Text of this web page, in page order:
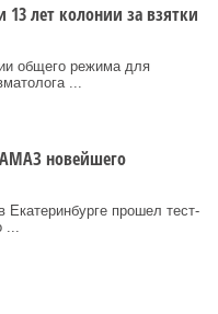
13 лет колонии за взятки
общего режима для
...
новейшего
Екатеринбурге прошел тест-
...